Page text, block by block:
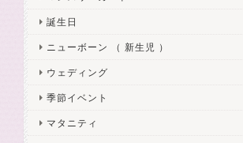
誕生日
ニューボーン （ 新生児 ）
ウェディング
季節イベント
マタニティ